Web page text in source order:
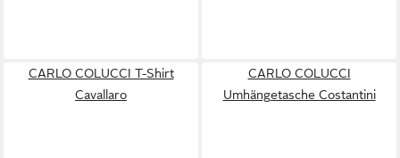
CARLO COLUCCI T-Shirt
Cavallaro
CARLO COLUCCI
Umhängetasche Costantini